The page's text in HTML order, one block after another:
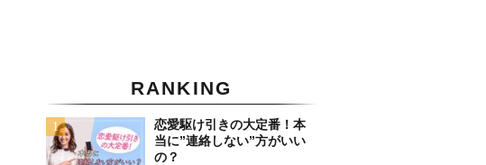
RANKING
恋愛駆け引きの大定番！本
当に”連絡しない”方がいい
の？